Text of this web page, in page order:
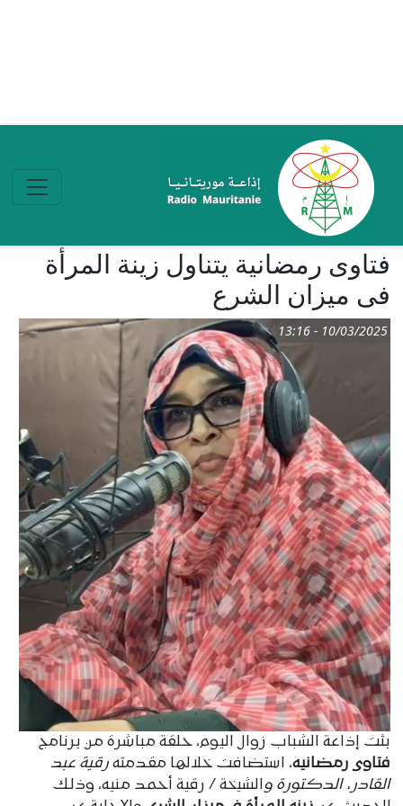
فتاوى رمضانية يتناول زينة المرأة
فى ميزان الشرع
10/03/2025 - 13:16
بثت إذاعة الشباب زوال اليوم، حلقة مباشرة من برنامج
فتاوى رمضانية، استضافت خلالها مقدمته رقية عبد
القادر، الدكتورة والشيخة / رقية أحمد منيه، وذلك